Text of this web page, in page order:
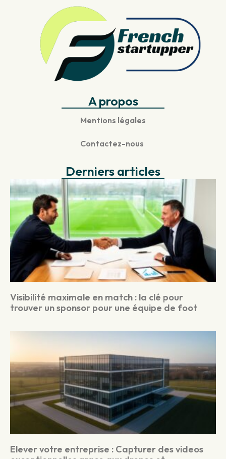
A propos
Mentions légales
Contactez-nous
Derniers articles
Visibilité maximale en match : la clé pour
trouver un sponsor pour une équipe de foot
Elever votre entreprise : Capturer des videos